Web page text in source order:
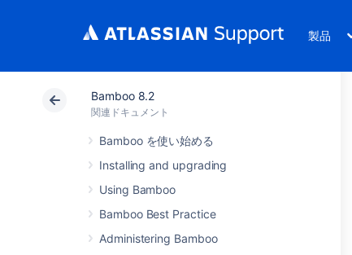
製品
Bamboo 8.2
関連ドキュメント
Bamboo を使い始める
Installing and upgrading
Using Bamboo
Bamboo Best Practice
Administering Bamboo